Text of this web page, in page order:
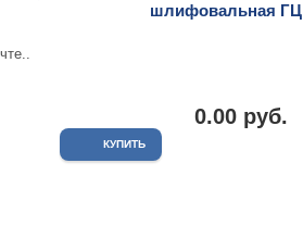
шлифовальная ГЦ
0.00 руб.